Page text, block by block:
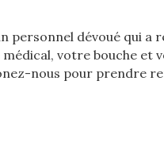
personnel dévoué qui a
médical, votre bouche
nous pour prendre